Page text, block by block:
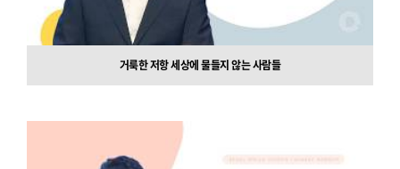
거룩한 저항 세상에 물들지 않는 사람들